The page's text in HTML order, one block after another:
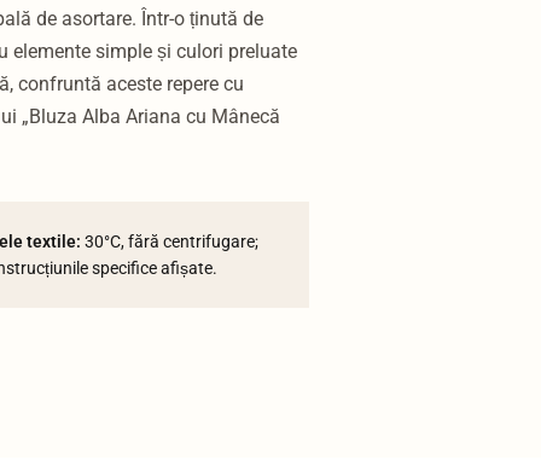
de asortare. Într-o ținută de
elemente simple și culori preluate
confruntă aceste repere cu
„Bluza Alba Ariana cu Mânecă
textile: 30°C, fără centrifugare;
specifice afișate.